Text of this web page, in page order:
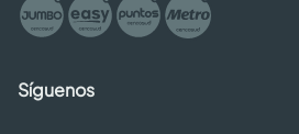
Síguenos